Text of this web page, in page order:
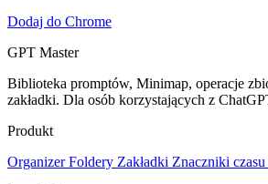
Dodaj do Chrome
GPT Master
Biblioteka promptów, Minimap, operacje
zakładki. Dla osób korzystających z
Produkt
OrganizerFoldery Zakładki Znaczniki czasu